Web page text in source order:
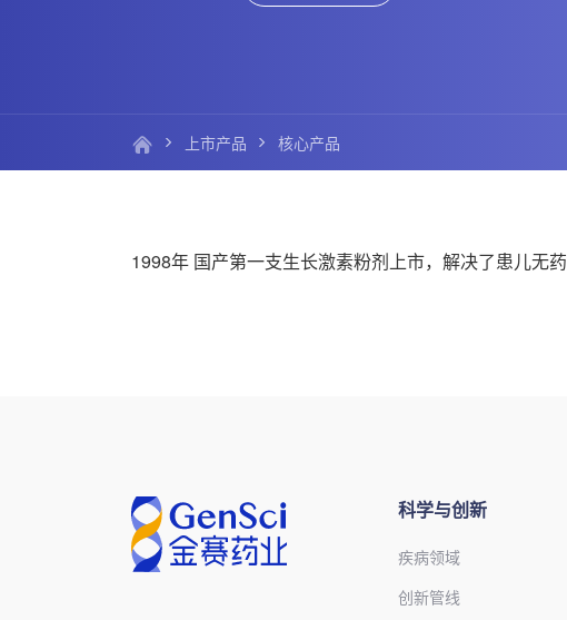
上市产品 核心产品
1998年 国产第一支生长激素粉剂上市，解决了患儿无
科学与创新
疾病领域
创新管线